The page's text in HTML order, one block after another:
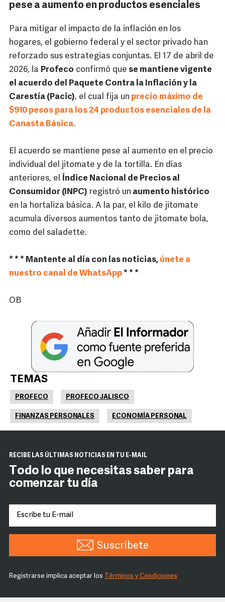
pese a aumento en productos esenciales
Para mitigar el impacto de la inflación en los
hogares, el gobierno federal y el sector privado han
reforzado sus estrategias conjuntas. El 17 de abril de
2026, la Profeco confirmó que se mantiene vigente
el acuerdo del Paquete Contra la Inflación y la
Carestía (Pacic), el cual fija un precio máximo de
$910 pesos para los 24 productos esenciales de la
Canasta Básica.
El acuerdo se mantiene pese al aumento en el precio
individual del jitomate y de la tortilla. En días
anteriores, el
Índice Nacional de Precios al
Consumidor (INPC) registró un aumento histórico
en la hortaliza básica. A la par, el kilo de jitomate
acumula diversos aumentos tanto de jitomate bola,
como del saladette.
* * * Mantente al día con las noticias, únete a
nuestro canal de WhatsApp* * *
OB
TEMAS
PROFECO PROFECO JALISCO
FINANZAS PERSONALES ECONOMÍA PERSONAL
RECIBE LAS ÚLTIMAS NOTICIAS EN TU E-MAIL
Todo lo que necesitas saber para
comenzar tu día
Suscríbete
Registrarse implica aceptar los Términos y Condiciones